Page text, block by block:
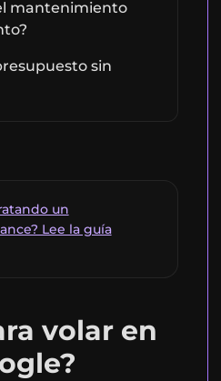
mantenimiento
sin
un
Lee la guía
volar en